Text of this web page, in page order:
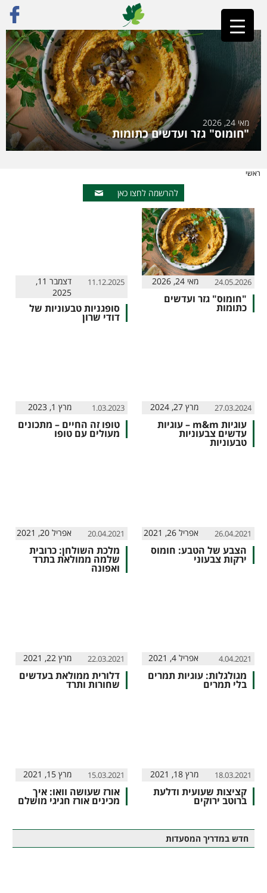
מאי 24, 2026
"חומוס" גזר ועדשים כתומות
ראשי
להרשמה לחצו כאן
24.05.2026 מאי 24, 2026
"חומוס" גזר ועדשים
כתומות
11.12.2025
דצמבר 11,
2025
סופגניות טבעוניות של
דודי שרון
27.03.2024 מרץ 27, 2024
עוגיות m&m – עוגיות
עדשים צבעוניות
טבעוניות
1.03.2023 מרץ 1, 2023
טופו זה החיים – מתכונים
מעולים עם טופו
26.04.2021 אפריל 26, 2021
הצבע של הטבע: חומוס
ירקות צבעוני
20.04.2021 אפריל 20, 2021
מלכת השולחן: כרובית
שלמה ממולאת בתרד
ואפונה
4.04.2021 אפריל 4, 2021
מגולגלות: עוגיות תמרים
בלי תמרים
22.03.2021 מרץ 22, 2021
דלורית ממולאת בעדשים
שחורות ותרד
18.03.2021 מרץ 18, 2021
קציצות שעועית ודלעת
ברוטב ירוקים
15.03.2021 מרץ 15, 2021
אורז שעושה וואו: איך
מכינים אורז חגיגי מושלם
חדש במדריך המסעדות